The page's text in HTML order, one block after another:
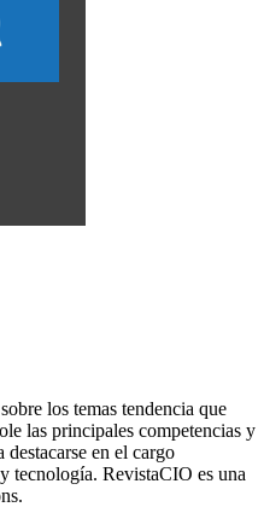
los temas tendencia que
las principales competencias y
en el cargo
tecnología. RevistaCIO es una